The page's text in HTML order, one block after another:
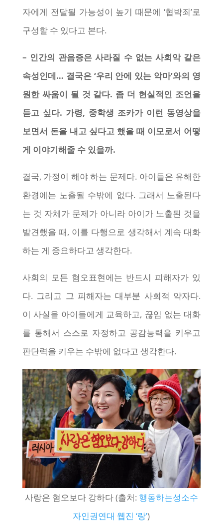
자에게 전달될 가능성이 높기 때문에 ‘협박죄’로
구성할 수 있다고 본다.
– 인간의 관음증은 사라질 수 없는 사회악 같은
속성인데… 결국은 ‘우리 안에 있는 악마’와의 영
원한 싸움이 될 것 같다. 좀 더 현실적인 조언을
듣고 싶다. 가령, 중학생 조카가 이런 동영상을
보면서 돈을 내고 싶다고 했을 때 이모로서 어떻
게 이야기해줄 수 있을까.
결국, 가정이 해야 하는 문제다. 아이들은 유해한
환경에는 노출될 수밖에 없다. 그래서 노출된다
는 것 자체가 문제가 아니라 아이가 노출된 것을
발견했을 때, 이를 다행으로 생각해서 계속 대화
하는 게 중요하다고 생각한다.
사회의 모든 혐오표현에는 반드시 피해자가 있
다. 그리고 그 피해자는 대부분 사회적 약자다.
이 사실을 아이들에게 교육하고, 끊임 없는 대화
를 통해서 스스로 자정하고 공감능력을 키우고
판단력을 키우는 수밖에 없다고 생각한다.
사랑은 혐오보다 강하다 (출처: 행동하는성소수
자인권연대 웹진 ‘랑’)